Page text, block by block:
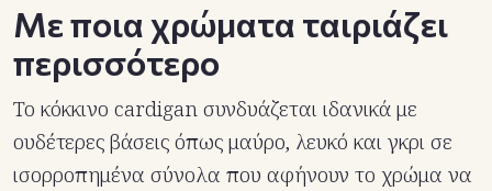
Με ποια χρώματα ταιριάζει
περισσότερο
Το κόκκινο cardigan συνδυάζεται ιδανικά με
ουδέτερες βάσεις όπως μαύρο, λευκό και γκρι σε
ισορροπημένα σύνολα που αφήνουν το χρώμα να